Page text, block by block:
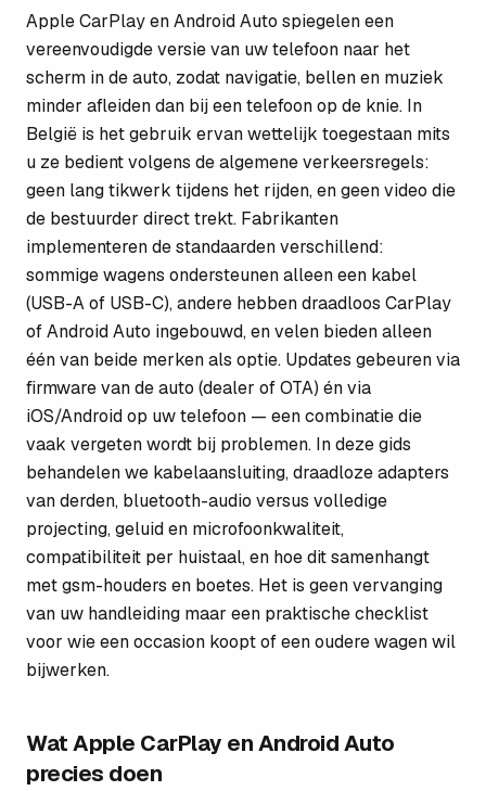
Apple CarPlay en Android Auto spiegelen een
vereenvoudigde versie van uw telefoon naar het
scherm in de auto, zodat navigatie, bellen en muziek
minder afleiden dan bij een telefoon op de knie. In
België is het gebruik ervan wettelijk toegestaan mits
u ze bedient volgens de algemene verkeersregels:
geen lang tikwerk tijdens het rijden, en geen video die
de bestuurder direct trekt. Fabrikanten
implementeren de standaarden verschillend:
sommige wagens ondersteunen alleen een kabel
(USB-A of USB-C), andere hebben draadloos CarPlay
of Android Auto ingebouwd, en velen bieden alleen
één van beide merken als optie. Updates gebeuren via
firmware van de auto (dealer of OTA) én via
iOS/Android op uw telefoon — een combinatie die
vaak vergeten wordt bij problemen. In deze gids
behandelen we kabelaansluiting, draadloze adapters
van derden, bluetooth-audio versus volledige
projecting, geluid en microfoonkwaliteit,
compatibiliteit per huistaal, en hoe dit samenhangt
met gsm-houders en boetes. Het is geen vervanging
van uw handleiding maar een praktische checklist
voor wie een occasion koopt of een oudere wagen wil
bijwerken.
Wat Apple CarPlay en Android Auto
precies doen